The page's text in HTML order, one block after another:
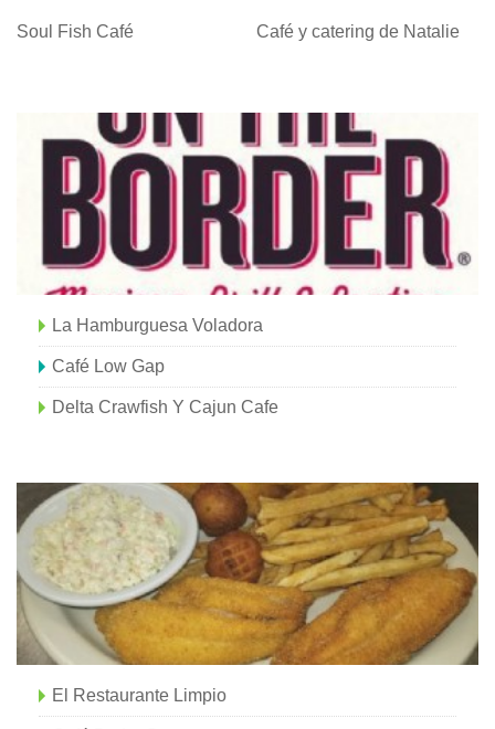
Soul Fish Café Café y catering de Natalie
La Hamburguesa Voladora
Café Low Gap
Delta Crawfish Y Cajun Cafe
El Restaurante Limpio